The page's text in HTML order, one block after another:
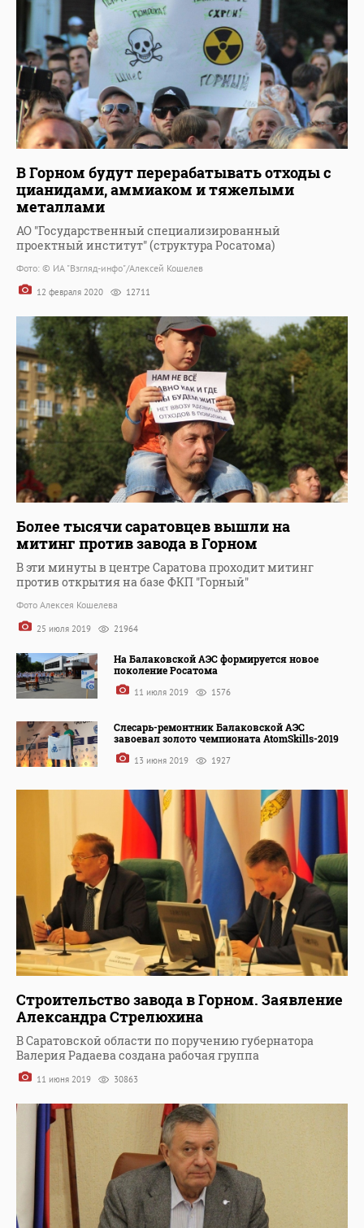
В Горном будут перерабатывать отходы с
цианидами, аммиаком и тяжелыми
металлами
АО "Государственный специализированный
проектный институт" (структура Росатома)
Фото: © ИА "Взгляд-инфо"/Алексей Кошелев
12 февраля 2020 12711
Более тысячи саратовцев вышли на
митинг против завода в Горном
В эти минуты в центре Саратова проходит митинг
против открытия на базе ФКП "Горный"
Фото Алексея Кошелева
25 июля 2019 21964
На Балаковской АЭС формируется новое
поколение Росатома
11 июля 2019 1576
Слесарь-ремонтник Балаковской АЭС
завоевал золото чемпионата AtomSkills-2019
13 июня 2019 1927
Строительство завода в Горном. Заявление
Александра Стрелюхина
В Саратовской области по поручению губернатора
Валерия Радаева создана рабочая группа
11 июня 2019 30863